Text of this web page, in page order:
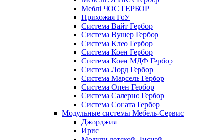
Меблі ЧОС ГЕРБОР
Прихожая ГоУ
Система Вайт Гербор
Система Вушер Гербор
Система Клео Гербор
Система Коен Гербор
Система Коен МДФ Гербор
Система Лорд Гербор
Система Марсель Гербор
Система Опен Гербор
Система Салерно Гербор
Система Соната Гербор
Модульные системы Мебель-Сервис
Джорджия
Ирис